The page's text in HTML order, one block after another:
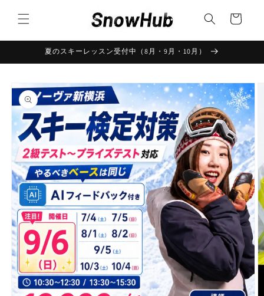
ンツに
進む
ー
夏のスキーレッスン受付中（8月・9月・10月）
商品情
報にス
キップ